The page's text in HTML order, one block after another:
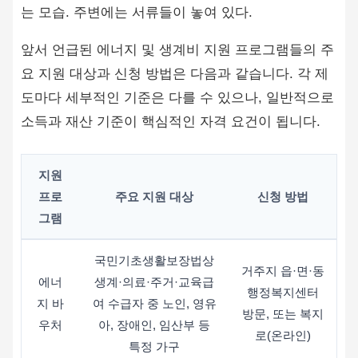
앞서 언급된 에너지 및 생계비 지원 프로그램들의 주
요 지원 대상과 신청 방법은 다음과 같습니다. 각 제
도마다 세부적인 기준은 다를 수 있으나, 일반적으로
소득과 재산 기준이 핵심적인 자격 요건이 됩니다.
지원
프로
그램
주요 지원 대상 신청 방법
에너
지 바
우처
국민기초생활보장법상
생계·의료·주거·교육급
여 수급자 중 노인, 영유
아, 장애인, 임산부 등
특정 가구
거주지 읍·면·동
행정복지센터
방문, 또는 복지
로(온라인)